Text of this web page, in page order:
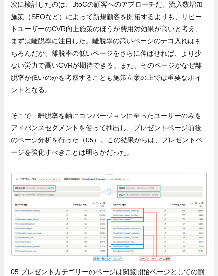
次に検討したのは、BtoCの顧客へのアプローチだ。流入数増加
施策（SEOなど）によって新規顧客を開拓するよりも、リピー
トユーザーのCVR向上施策のほうが費用対効果が高いと考え、
まずは離脱率に注目した。離脱率の高いページのテコ入れはも
ちろんだが、離脱率の低いページをさらに伸ばせれば、より少
ない労力で高いCVRが期待できる。また、そのページがなぜ離
脱率が低いのかを考察することも施策立案の上では重要なポイ
ントとなる。
そこで、離脱率を軸にコンバージョンに至ったユーザーのみを
アドバンスセグメントを使って抽出し、プレゼントページ前後
のページ分析を行った（05）。この結果からは、プレゼントペ
ージを強化すべきことは明らかだった。
05 プレゼントカテゴリーのページは閲覧開始ページとしての割